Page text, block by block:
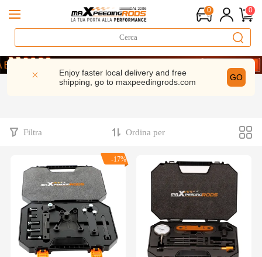
0 0
| 5% di sconto– MXR20TH
5%- CODICE： WELCOME
| 5% di sconto– MXR20TH
Enjoy faster local delivery and free
shipping, go to maxpeedingrods.com GO
Filtra Ordina per
-17%